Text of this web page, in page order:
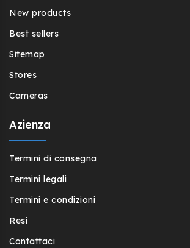
New products
Best sellers
Sitemap
Stores
Cameras
Azienza
Termini di consegna
Termini legali
Termini e condizioni
Resi
Contattaci